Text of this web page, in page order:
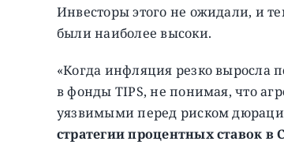
Инвесторы этого не ожидали, и
были наиболее высоки.
«Когда инфляция резко выросла
в фонды TIPS, не понимая, что
уязвимыми перед риском
стратегии процентных ставок